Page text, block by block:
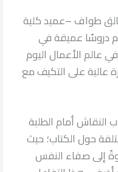
طواف –عميد كلية
دروسًا عميقة في
في عالم الأعمال اليوم
عالية على التكيف مع
النقاش أمام الطلبة
حول الكتاب؛ حيث
إلى صفاء النفس